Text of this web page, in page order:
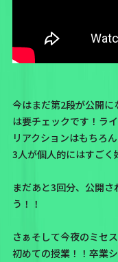
今はまだ第2段が公開
は要チェックです！ラ
リアクションはもちろ
3人が個人的にはすご
まだあと3回分、公開
う！！
さぁそして今夜のミセ
初めての授業！！卒業